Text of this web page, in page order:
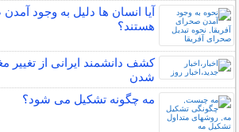
آیا انسان ها دلیل به وجود
هستند؟
کشف دانشمند ایرانی از تغییر
شدن
مه چگونه تشکیل می شود؟